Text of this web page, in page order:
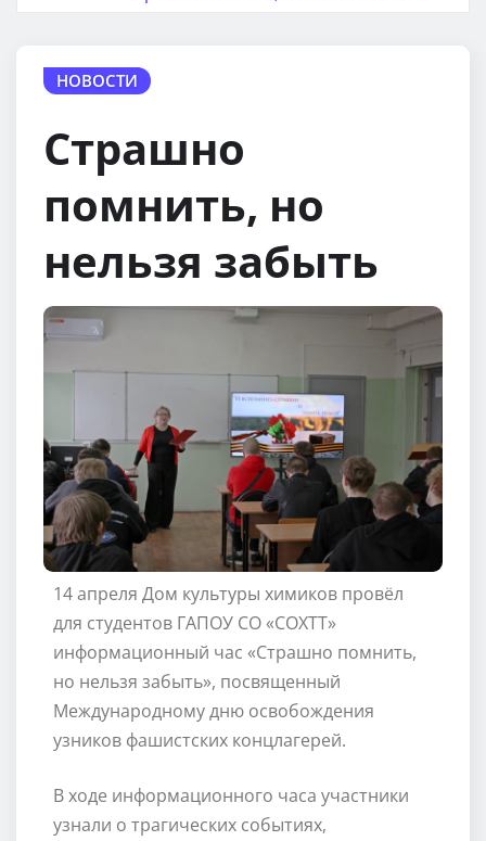
НОВОСТИ
Страшно
помнить, но
нельзя забыть
14 апреля Дом культуры химиков провёл
для студентов ГАПОУ СО «СОХТТ»
информационный час «Страшно помнить,
но нельзя забыть», посвященный
Международному дню освобождения
узников фашистских концлагерей.
В ходе информационного часа участники
узнали о трагических событиях,